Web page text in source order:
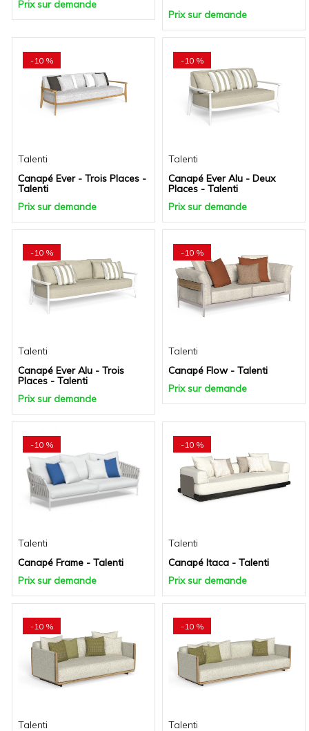
Prix sur demande
Prix sur demande
-10 %
Talenti
Canapé Ever - Trois Places -
Talenti
Prix sur demande
-10 %
Talenti
Canapé Ever Alu - Deux
Places - Talenti
Prix sur demande
-10 %
Talenti
Canapé Ever Alu - Trois
Places - Talenti
Prix sur demande
-10 %
Talenti
Canapé Flow - Talenti
Prix sur demande
-10 %
Talenti
Canapé Frame - Talenti
Prix sur demande
-10 %
Talenti
Canapé Itaca - Talenti
Prix sur demande
-10 %
Talenti
-10 %
Talenti